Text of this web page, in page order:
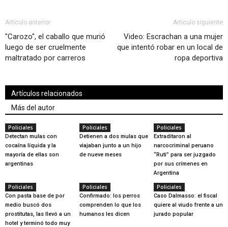
Artículo anterior
"Carozo", el caballo que murió
luego de ser cruelmente
maltratado por carreros
Artículo siguiente
Video: Escrachan a una mujer
que intentó robar en un local de
ropa deportiva
Artículos relacionados
Más del autor
Policiales
Detectan mulas con
cocaína líquida y la
mayoría de ellas son
argentinas
Policiales
Detienen a dos mulas que
viajaban junto a un hijo
de nueve meses
Policiales
Extraditaron al
narcocriminal peruano
“Ruti” para ser juzgado
por sus crímenes en
Argentina
Policiales
Con pasta base de por
medio buscó dos
prostitutas, las llevó a un
hotel y terminó todo muy
Policiales
Confirmado: los perros
comprenden lo que los
humanos les dicen
Policiales
Caso Dalmasso: el fiscal
quiere al viudo frente a un
jurado popular